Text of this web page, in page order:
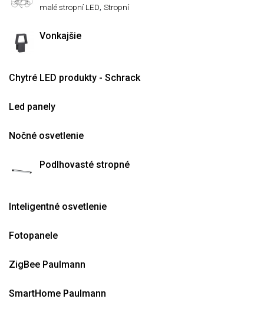
malé stropní LED, Stropní
Vonkajšie
Chytré LED produkty - Schrack
Led panely
Nočné osvetlenie
Podlhovasté stropné
Inteligentné osvetlenie
Fotopanele
ZigBee Paulmann
SmartHome Paulmann